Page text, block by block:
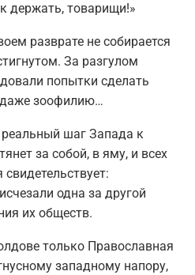
держать, товарищи!»
разврате не собирается
За разгулом
попытки сделать
зоофилию…
шаг Запада к
за собой, в яму, и всех
одна за другой
их обществ.
только Православная
западному напору,